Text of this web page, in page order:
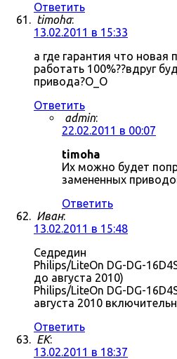
Ответить
timoha:
13.02.2011 в 15:33
а где гарантия что новая
работать 100%??вдруг
привода?О_О
Ответить
admin:
22.02.2011 в 00:07
timoha
Их можно будет
замененных
Ответить
Иван:
13.02.2011 в 15:48
Седредин
Philips/LiteOn DG-DG-
до августа 2010)
Philips/LiteOn DG-DG-
августа 2010
Ответить
ЕK:
13.02.2011 в 18:37